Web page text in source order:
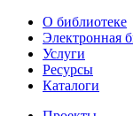
О библиотеке
Электронная
Услуги
Ресурсы
Каталоги